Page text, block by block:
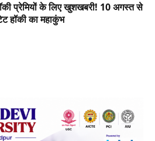
प्रेमियों के लिए खुशखबरी! 10 अगस्त से
हॉकी का महाकुंभ